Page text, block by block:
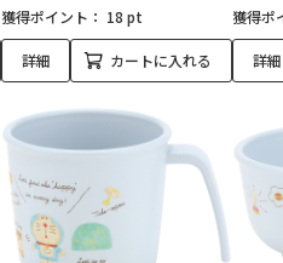
獲得ポイント： 18 pt
詳細 カートに入れる
獲得ポ
詳細